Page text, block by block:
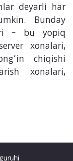
deyarli har
Bunday
– bu yopiq
xonalari,
chiqishi
xonalari,